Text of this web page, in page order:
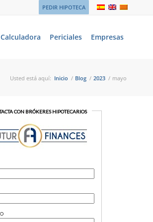
PEDIR HIPOTECA
Calculadora Periciales Empresas
Usted está aquí: Inicio / Blog / 2023 / mayo